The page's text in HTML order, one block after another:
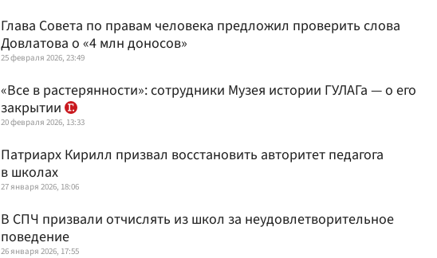
Глава Совета по правам человека предложил проверить слова
Довлатова о «4 млн доносов»
25 февраля 2026, 23:49
«Все в растерянности»: сотрудники Музея истории ГУЛАГа — о его
закрытии
20 февраля 2026, 13:33
Патриарх Кирилл призвал восстановить авторитет педагога
в школах
27 января 2026, 18:06
В СПЧ призвали отчислять из школ за неудовлетворительное
поведение
26 января 2026, 17:55